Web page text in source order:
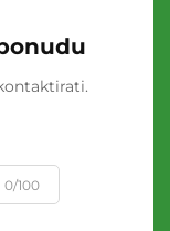
0/100